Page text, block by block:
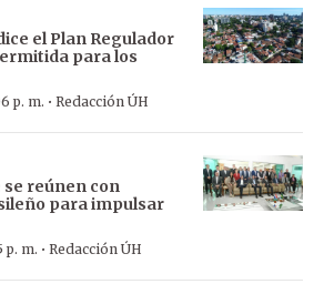
el Plan Regulador
para los
p. m. · Redacción ÚH
reúnen con
para impulsar
p. m. · Redacción ÚH